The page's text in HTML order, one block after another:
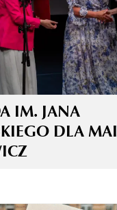
IM. JANA
DLA MAI